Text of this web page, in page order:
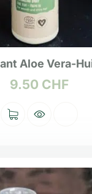
Aloe Vera-
9.50 CHF